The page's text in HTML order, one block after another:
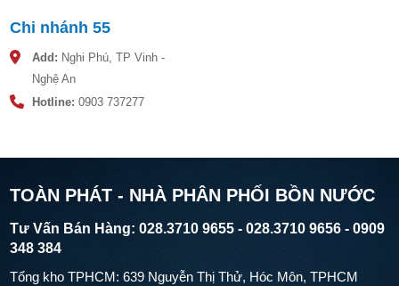
Chi nhánh 55
Add: Nghi Phú, TP Vinh -
Nghệ An
Hotline: 0903 737277
TOÀN PHÁT - NHÀ PHÂN PHỐI BỒN NƯỚC
Tư Vấn Bán Hàng: 028.3710 9655 - 028.3710 9656 - 0909
348 384
Tổng kho TPHCM: 639 Nguyễn Thị Thử, Hóc Môn, TPHCM